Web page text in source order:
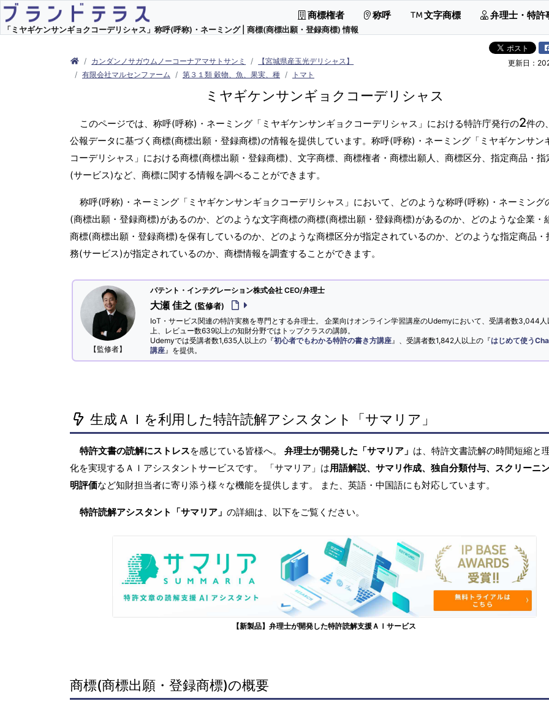
「ミヤギケンサンギョクコーデリシャス」称呼(呼称)・ネーミング | 商標(商標出願・登録商標) 情報
商標権者 称呼 文字商標 弁理士・特許
カンダンノサガウムノーコーナアマサトサンミ
【宮城県産玉光デリシャス】
有限会社マルセンファーム
第３１類 穀物、魚、果実、種 トマト
更新日：
ミヤギケンサンギョクコーデリシャス
このページでは、称呼(呼称)・ネーミング「ミヤギケンサンギョクコーデリシャス」における特許庁発行の2件の
公報データに基づく商標(商標出願・登録商標)の情報を提供しています。称呼(呼称)・ネーミング「ミヤギケンサン
コーデリシャス」における商標(商標出願・登録商標)、文字商標、商標権者・商標出願人、商標区分、指定商品・指
(サービス)など、商標に関する情報を調べることができます。
称呼(呼称)・ネーミング「ミヤギケンサンギョクコーデリシャス」において、どのような称呼(呼称)・ネーミング
(商標出願・登録商標)があるのか、どのような文字商標の商標(商標出願・登録商標)があるのか、どのような企業・
商標(商標出願・登録商標)を保有しているのか、どのような商標区分が指定されているのか、どのような指定商品・
務(サービス)が指定されているのか、商標情報を調査することができます。
【監修者】
パテント・インテグレーション株式会社 CEO/弁理士
大瀬 佳之 (監修者)
IoT・サービス関連の特許実務を専門とする弁理士。 企業向けオンライン学習講座のUdemyにおいて、受講者数3,044人
上、レビュー数639以上の知財分野ではトップクラスの講師。
Udemyでは受講者数1,635人以上の『初心者でもわかる特許の書き方講座 』、受講者数1,842人以上の『はじめて使う
講座 』を提供。
生成ＡＩを利用した特許読解アシスタント「サマリア」
特許文書の読解にストレスを感じている皆様へ。 弁理士が開発した「サマリア」 は、特許文書読解の時間短縮と
化を実現するＡＩアシスタントサービスです。 「サマリア」は用語解説、サマリ作成、独自分類付与、スクリーニ
明評価など知財担当者に寄り添う様々な機能を提供します。 また、英語・中国語にも対応しています。
特許読解アシスタント「サマリア」 の詳細は、以下をご覧ください。
【新製品】弁理士が開発した特許読解支援ＡＩサービス
商標(商標出願・登録商標)の概要